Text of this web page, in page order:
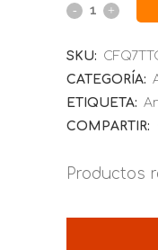
SKU:
CATEGORÍA:
ETIQUETA:
COMPARTIR:
Productos